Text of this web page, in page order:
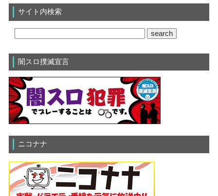
サイト内検索
闇スロ撲滅宣言
ニコナナ